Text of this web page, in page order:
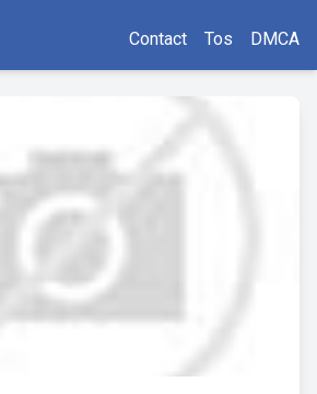
Contact Tos DMCA